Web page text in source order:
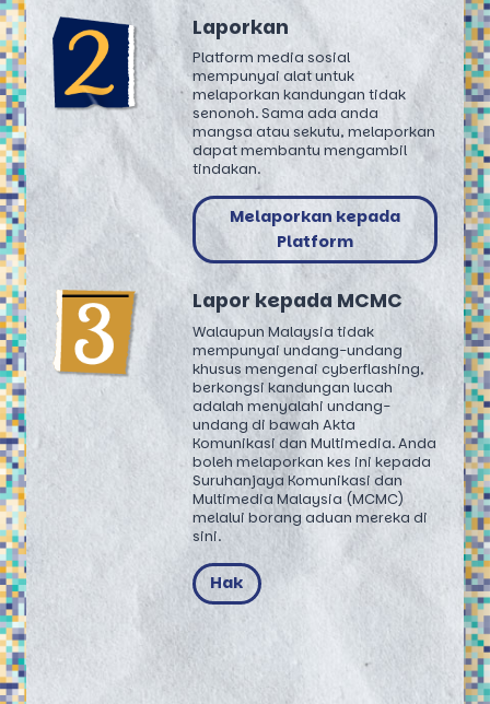
Laporkan
Platform media sosial
mempunyai alat untuk
melaporkan kandungan tidak
senonoh. Sama ada anda
mangsa atau sekutu, melaporkan
dapat membantu mengambil
tindakan.
Melaporkan kepada
Platform
Lapor kepada MCMC
Walaupun Malaysia tidak
mempunyai undang-undang
khusus mengenai cyberflashing,
berkongsi kandungan lucah
adalah menyalahi undang-
undang di bawah Akta
Komunikasi dan Multimedia. Anda
boleh melaporkan kes ini kepada
Suruhanjaya Komunikasi dan
Multimedia Malaysia (MCMC)
melalui borang aduan mereka di
sini.
Hak